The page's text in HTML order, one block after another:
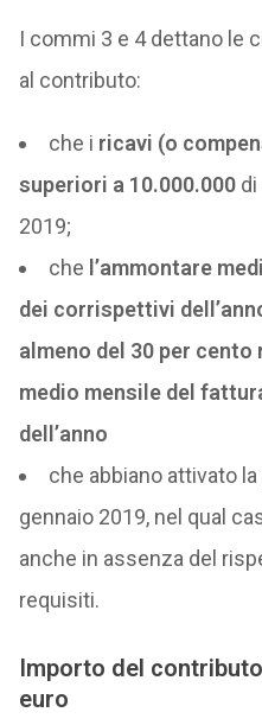
I commi 3 e 4 dettano le
al contributo:
che i ricavi (o
superiori a 10.000.000di
2019;
che l’ammontare
dei corrispettivi
almeno del 30 per
medio mensile del
dell’anno
che abbiano attivato
gennaio 2019, nel qual
anche in assenza del
requisiti.
Importo del
euro